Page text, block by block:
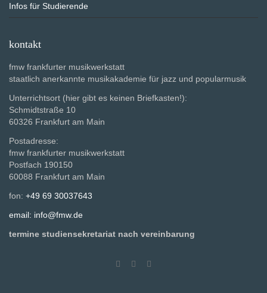
Infos für Studierende
kontakt
fmw frankfurter musikwerkstatt
staatlich anerkannte musikakademie für jazz und popularmusik
Unterrichtsort (hier gibt es keinen Briefkasten!):
Schmidtstraße 10
60326 Frankfurt am Main
Postadresse:
fmw frankfurter musikwerkstatt
Postfach 190150
60088 Frankfurt am Main
fon: +49 69 30037643
email: info@fmw.de
termine studiensekretariat nach vereinbarung